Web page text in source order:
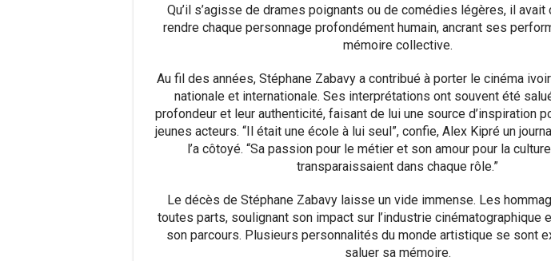
Qu’il s’agisse de drames poignants ou de comédies légères, il avait
rendre chaque personnage profondément humain, ancrant ses
mémoire collective.
Au fil des années, Stéphane Zabavy a contribué à porter le cinéma
nationale et internationale. Ses interprétations ont souvent été
profondeur et leur authenticité, faisant de lui une source d’inspiration
jeunes acteurs. “Il était une école à lui seul”, confie, Alex Kipré un
l’a côtoyé. “Sa passion pour le métier et son amour pour la
transparaissaient dans chaque rôle.”
Le décès de Stéphane Zabavy laisse un vide immense. Les
toutes parts, soulignant son impact sur l’industrie cinématographique
son parcours. Plusieurs personnalités du monde artistique se sont
saluer sa mémoire.